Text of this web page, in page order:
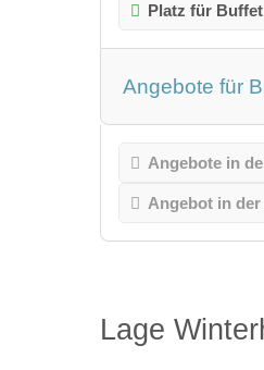
Platz für Buffet
Angebote für
Angebote in
Angebot in
Lage